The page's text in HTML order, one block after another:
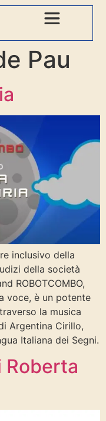
Pau
inclusivo della
della società
ROBOTCOMBO,
voce, è un potente
la musica
Argentina Cirillo,
Italiana dei Segni.
Roberta